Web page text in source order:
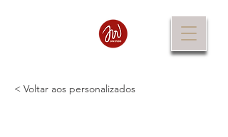
< Voltar aos personalizados